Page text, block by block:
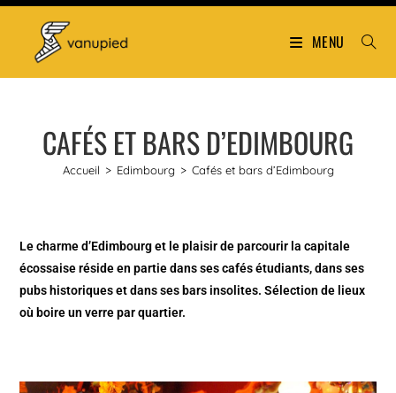
MENU
CAFÉS ET BARS D’EDIMBOURG
Accueil > Edimbourg > Cafés et bars d’Edimbourg
Le charme d’Edimbourg et le plaisir de parcourir la capitale
écossaise réside en partie dans ses cafés étudiants, dans ses
pubs historiques et dans ses bars insolites. Sélection de lieux
où boire un verre par quartier.